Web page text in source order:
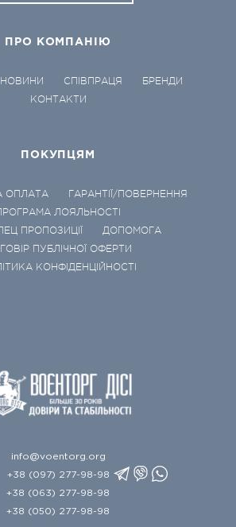
ПРО КОМПАНІЮ
НОВИНИ СПІВПРАЦЯ
БРЕНДИ
КОНТАКТИ
ПОКУПЦЯМ
ОПЛАТА
ГАРАНТІЇ/ПОВЕРНЕННЯ
ЛОЯЛЬНОСТІ
ПРОПОЗИЦІЇ
ДОПОМОГА
ПУБЛІЧНОЇ ОФЕРТИ
КОНФІДЕНЦІЙНОСТІ
info@voentorg.org
+38 (097) 277-98-98
+38 (063) 277-98-98
+38 (050) 277-98-98